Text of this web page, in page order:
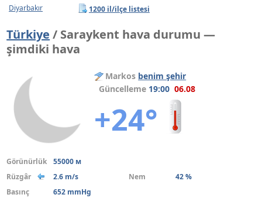
Diyarbakır
1200 il/ilçe listesi
Türkiye / Saraykent hava durumu —
şimdiki hava
Markos benim şehir
Güncelleme 19:00 06.08
+24°
Görünürlük
55000 м
Rüzgâr
2.6 m/s Nem
42 %
Basınç
652 mmHg